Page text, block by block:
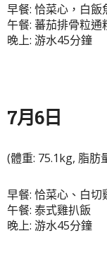
早餐: 恰菜心，白
午餐: 蕃茄排骨粒
晚上: 游水45分鐘
7月6日
(體重: 75.1kg, 脂肪
早餐: 恰菜心、白
午餐: 泰式雞扒飯
晚上: 游水45分鐘